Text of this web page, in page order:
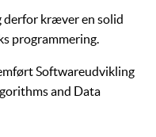
derfor kræver en solid
programmering.
Softwareudvikling
and Data